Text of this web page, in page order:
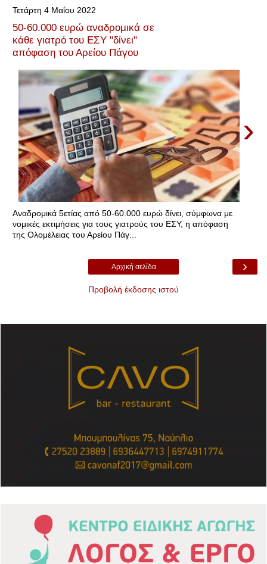
Τετάρτη 4 Μαΐου 2022
50-60.000 ευρώ αναδρομικά σε
κάθε γιατρό του ΕΣΥ "δίνει"
απόφαση του Αρείου Πάγου
›
Αναδρομικά 5ετίας από 50-60.000 ευρώ δίνει, σύμφωνα με
νομικές εκτιμήσεις για τους γιατρούς του ΕΣΥ, η απόφαση
της Ολομέλειας του Αρείου Πάγ...
›
Αρχική σελίδα
Προβολή έκδοσης ιστού